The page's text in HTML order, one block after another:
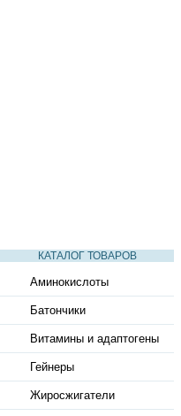
КАТАЛОГ ТОВАРОВ
Аминокислоты
Батончики
Витамины и адаптогены
Гейнеры
Жиросжигатели